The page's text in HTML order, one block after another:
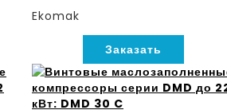
Ekomak
Заказать